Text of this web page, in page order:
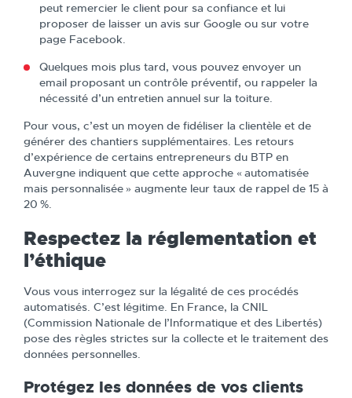
peut remercier le client pour sa confiance et lui
proposer de laisser un avis sur Google ou sur votre
page Facebook.
Quelques mois plus tard, vous pouvez envoyer un
email proposant un contrôle préventif, ou rappeler la
nécessité d’un entretien annuel sur la toiture.
Pour vous, c’est un moyen de fidéliser la clientèle et de
générer des chantiers supplémentaires. Les retours
d’expérience de certains entrepreneurs du BTP en
Auvergne indiquent que cette approche « automatisée
mais personnalisée » augmente leur taux de rappel de 15 à
20 %.
Respectez la réglementation et
l’éthique
Vous vous interrogez sur la légalité de ces procédés
automatisés. C’est légitime. En France, la CNIL
(Commission Nationale de l’Informatique et des Libertés)
pose des règles strictes sur la collecte et le traitement des
données personnelles.
Protégez les données de vos clients